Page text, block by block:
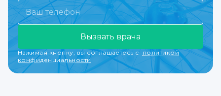
Вызвать врача
Нажимая кнопку, вы соглашаетесь с политикой
конфиденциальности